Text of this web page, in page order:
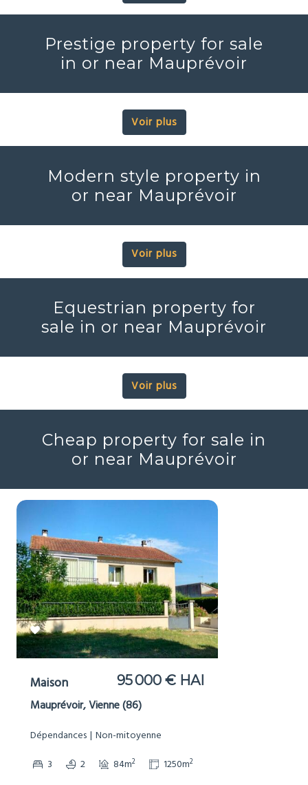
Prestige property for sale
in or near Mauprévoir
Voir plus
Modern style property in
or near Mauprévoir
Voir plus
Equestrian property for
sale in or near Mauprévoir
Voir plus
Cheap property for sale in
or near Mauprévoir
Maison 95 000 € HAI
Mauprévoir, Vienne (86)
Dépendances Non-mitoyenne
3
2 84m2 1250m2